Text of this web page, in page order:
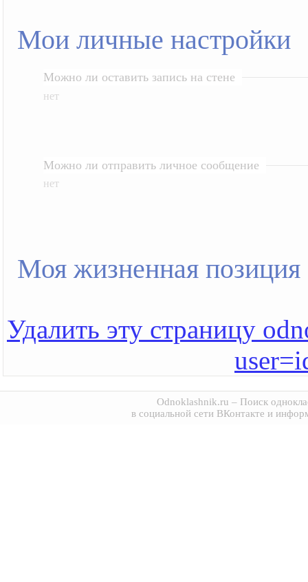
Мои личные настройки
Можно ли оставить запись на стене
нет
Можно ли отправить личное сообщение
нет
Моя жизненная позиция
Удалить эту страницу
Odnoklashnik.ru – Поиск
в социальной сети ВКонтакте и